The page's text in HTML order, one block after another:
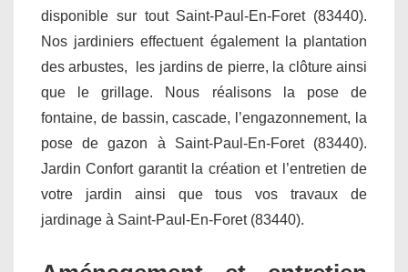
disponible sur tout Saint-Paul-En-Foret (83440).
Nos jardiniers effectuent également la plantation
des arbustes, les jardins de pierre, la clôture ainsi
que le grillage. Nous réalisons la pose de
fontaine, de bassin, cascade, l’engazonnement, la
pose de gazon à Saint-Paul-En-Foret (83440).
Jardin Confort garantit la création et l’entretien de
votre jardin ainsi que tous vos travaux de
jardinage à Saint-Paul-En-Foret (83440).